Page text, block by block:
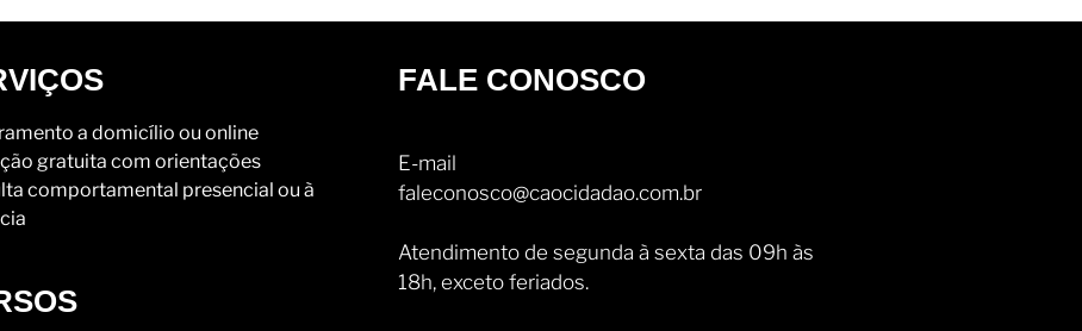
a domicílio ou online
gratuita com orientações
comportamental presencial ou à
FALE CONOSCO
E-mail
faleconosco@caocidadao.com.br
Atendimento de segunda à sexta das 09h às
18h, exceto feriados.